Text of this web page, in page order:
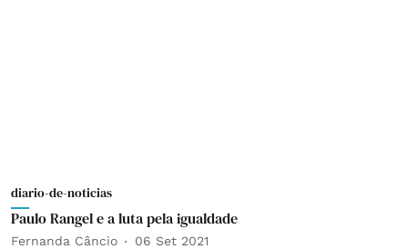
diario-de-noticias
Paulo Rangel e a luta pela igualdade
Fernanda Câncio 06 Set 2021